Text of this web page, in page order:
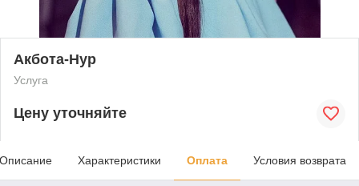
Акбота-Нур
Услуга
Цену уточняйте
Описание Характеристики Оплата Условия возврата